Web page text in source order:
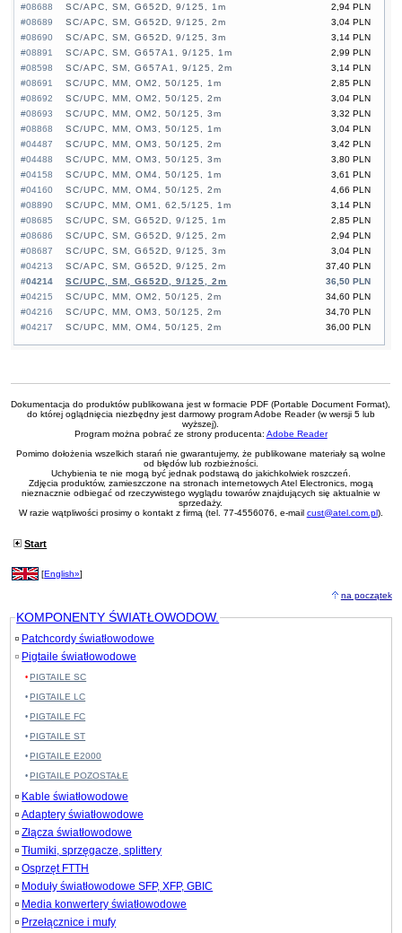
#08688
2,94 PLN
SC/APC, SM, G652D, 9/125, 1m
#08689
3,04 PLN
SC/APC, SM, G652D, 9/125, 2m
#08690
3,14 PLN
SC/APC, SM, G652D, 9/125, 3m
#08891
2,99 PLN
SC/APC, SM, G657A1, 9/125, 1m
#08598
3,14 PLN
SC/APC, SM, G657A1, 9/125, 2m
#08691
2,85 PLN
SC/UPC, MM, OM2, 50/125, 1m
#08692
3,04 PLN
SC/UPC, MM, OM2, 50/125, 2m
#08693
3,32 PLN
SC/UPC, MM, OM2, 50/125, 3m
#08868
3,04 PLN
SC/UPC, MM, OM3, 50/125, 1m
#04487
3,42 PLN
SC/UPC, MM, OM3, 50/125, 2m
#04488
3,80 PLN
SC/UPC, MM, OM3, 50/125, 3m
#04158
3,61 PLN
SC/UPC, MM, OM4, 50/125, 1m
#04160
4,66 PLN
SC/UPC, MM, OM4, 50/125, 2m
#08890
3,14 PLN
SC/UPC, MM, OM1, 62,5/125, 1m
#08685
2,85 PLN
SC/UPC, SM, G652D, 9/125, 1m
#08686
2,94 PLN
SC/UPC, SM, G652D, 9/125, 2m
#08687
3,04 PLN
SC/UPC, SM, G652D, 9/125, 3m
#04213
37,40 PLN
SC/APC, SM, G652D, 9/125, 2m
#04214
36,50 PLN
SC/UPC, SM, G652D, 9/125, 2m
#04215
34,60 PLN
SC/UPC, MM, OM2, 50/125, 2m
#04216
34,70 PLN
SC/UPC, MM, OM3, 50/125, 2m
#04217
36,00 PLN
SC/UPC, MM, OM4, 50/125, 2m
Dokumentacja do produktów publikowana jest w formacie PDF (Portable Document Format),
do której oglądnięcia niezbędny jest darmowy program Adobe Reader (w wersji 5 lub
wyższej).
Program można pobrać ze strony producenta: Adobe Reader
Pomimo dołożenia wszelkich starań nie gwarantujemy, że publikowane materiały są wolne
od błędów lub rozbieżności.
Uchybienia te nie mogą być jednak podstawą do jakichkolwiek roszczeń.
Zdjęcia produktów, zamieszczone na stronach internetowych Atel Electronics, mogą
nieznacznie odbiegać od rzeczywistego wyglądu towarów znajdujących się aktualnie w
sprzedaży.
W razie wątpliwości prosimy o kontakt z firmą (tel. 77-4556076, e-mail cust@atel.com.pl).
Start
[English»]
na początek
KOMPONENTY ŚWIATŁOWODOW.
Patchcordy światłowodowe
Pigtaile światłowodowe
PIGTAILE SC
PIGTAILE LC
PIGTAILE FC
PIGTAILE ST
PIGTAILE E2000
PIGTAILE POZOSTAŁE
Kable światłowodowe
Adaptery światłowodowe
Złącza światłowodowe
Tłumiki, sprzęgacze, splittery
Osprzęt FTTH
Moduły światłowodowe SFP, XFP, GBIC
Media konwertery światłowodowe
Przełącznice i mufy